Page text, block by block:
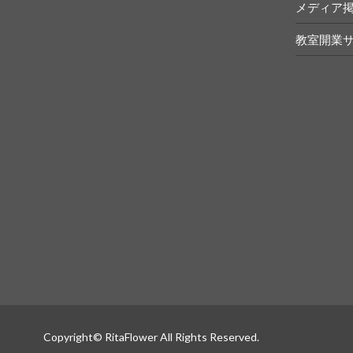
メディア
教室開業
Copyright© RitaFlower All Rights Reserved.